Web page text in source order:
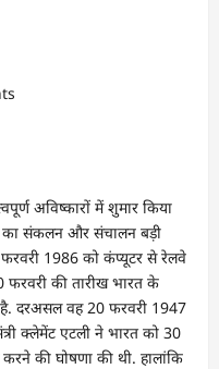
अविष्कारों में शुमार किया
का संकलन और संचालन बड़ी
1986 को कंप्यूटर से रेलवे
की तारीख भारत के
दरअसल वह 20 फरवरी 1947
क्लेमेंट एटली ने भारत को 30
की घोषणा की थी. हालांकि